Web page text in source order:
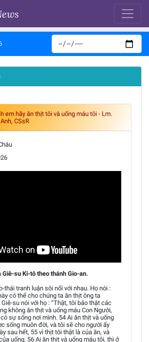
em hãy ăn thịt tôi và uống máu tôi - Lm.
CSsR
Giê-su Ki-tô theo thánh Gio-an.
thái tranh luận sôi nổi với nhau. Họ nói :
có thể cho chúng ta ăn thịt ông ta
su nói với họ : “Thật, tôi bảo thật các
không ăn thịt và uống máu Con Người,
sự sống nơi mình. 54 Ai ăn thịt và uống
sống muôn đời, và tôi sẽ cho người ấy
sau hết, 55 vì thịt tôi thật là của ăn, và
uống. 56 Ai ăn thịt và uống máu tôi, thì ở